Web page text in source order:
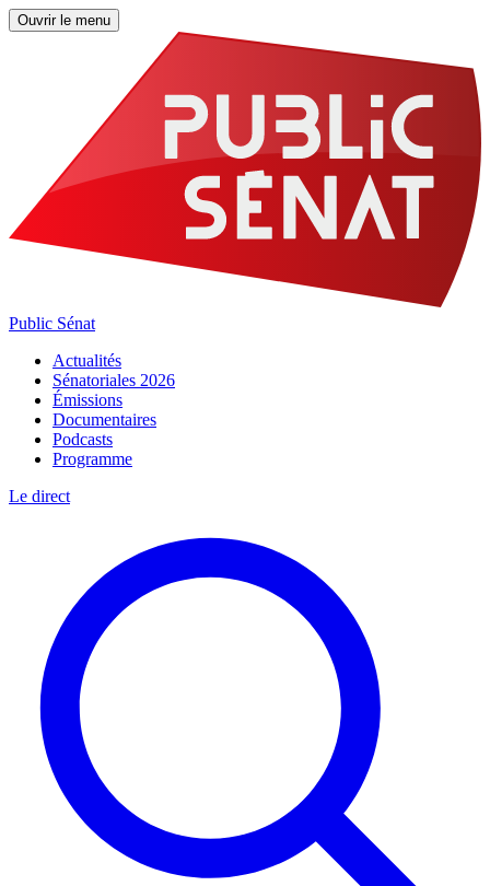
Ouvrir le menu
Public Sénat
Actualités
Sénatoriales 2026
Émissions
Documentaires
Podcasts
Programme
Le direct